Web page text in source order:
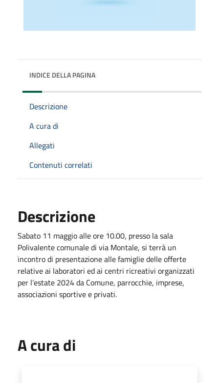
INDICE DELLA PAGINA
Descrizione
A cura di
Allegati
Contenuti correlati
Descrizione
Sabato 11 maggio alle ore 10.00, presso la sala
Polivalente comunale di via Montale, si terrà un
incontro di presentazione alle famiglie delle offerte
relative ai laboratori ed ai centri ricreativi organizzati
per l’estate 2024 da Comune, parrocchie, imprese,
associazioni sportive e privati.
A cura di